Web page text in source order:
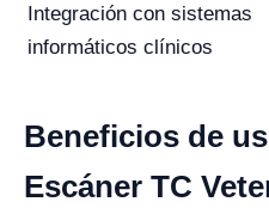
Integración con sistemas
informáticos clínicos
Beneficios de
Escáner TC